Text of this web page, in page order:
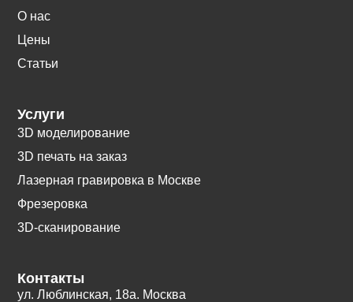
О нас
Цены
Статьи
Услуги
3D моделирование
3D печать на заказ
Лазерная гравировка в Москве
Фрезеровка
3D-сканирование
Контакты
ул. Люблинская, 18а. Москва